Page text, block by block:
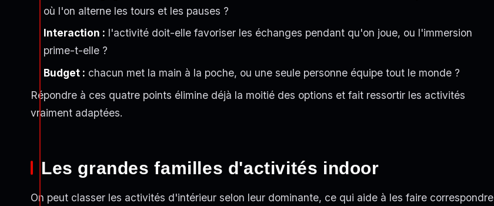
où l'on alterne les tours et les pauses ?
Interaction : l'activité doit-elle favoriser les échanges pendant qu'on joue, ou l'immersion
prime-t-elle ?
Budget : chacun met la main à la poche, ou une seule personne équipe tout le monde ?
Répondre à ces quatre points élimine déjà la moitié des options et fait ressortir les activités
vraiment adaptées.
Les grandes familles d'activités indoor
On peut classer les activités d'intérieur selon leur dominante, ce qui aide à les faire correspondre